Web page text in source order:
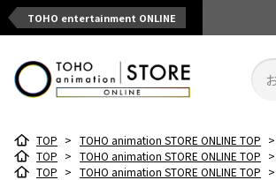
TOHO entertainment ONLINE
TOP > TOHO animation STORE ONLINE TOP >
TOP > TOHO animation STORE ONLINE TOP >
TOP > TOHO animation STORE ONLINE TOP >